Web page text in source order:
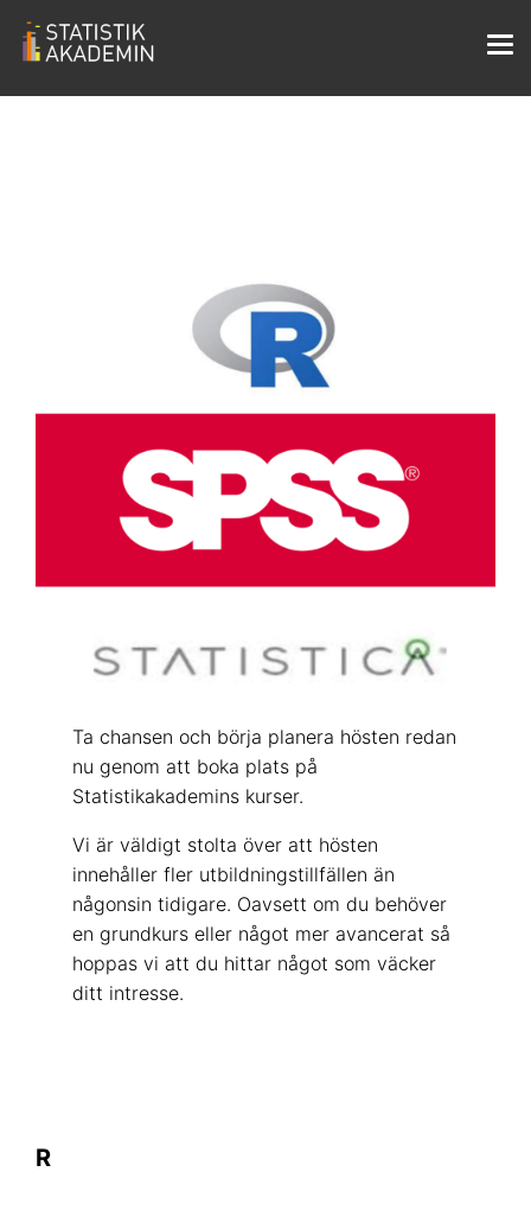
Ta chansen och börja planera hösten redan
nu genom att boka plats på
Statistikakademins kurser.
Vi är väldigt stolta över att hösten
innehåller fler utbildningstillfällen än
någonsin tidigare. Oavsett om du behöver
en grundkurs eller något mer avancerat så
hoppas vi att du hittar något som väcker
ditt intresse.
R